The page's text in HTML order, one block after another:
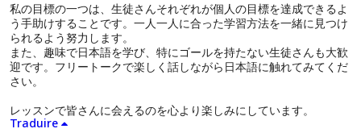
私の目標の一つは、生徒さんそれぞれが個人の目標を達成できるよ
う手助けすることです。一人一人に合った学習方法を一緒に見つけ
られるよう努力します。
また、趣味で日本語を学び、特にゴールを持たない生徒さんも大歓
迎です。フリートークで楽しく話しながら日本語に触れてみてくだ
さい。
レッスンで皆さんに会えるのを心より楽しみにしています。
Traduire